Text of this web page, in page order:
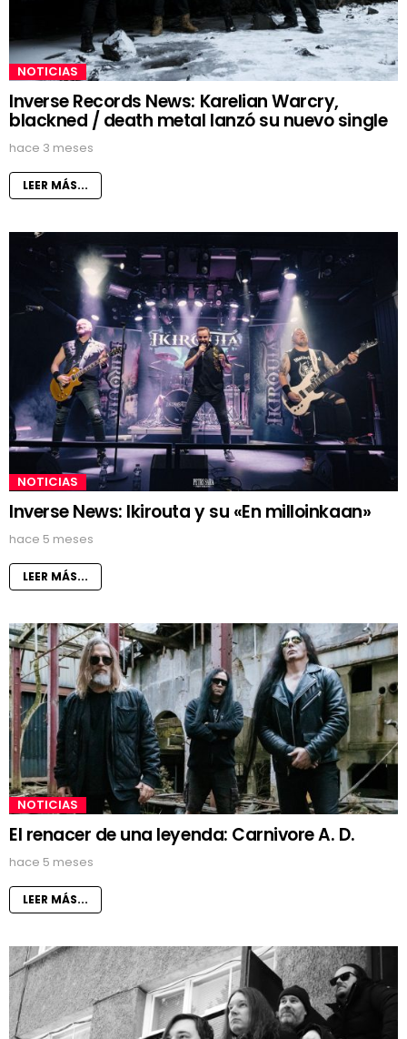
NOTICIAS
Inverse Records News: Karelian Warcry,
blackned / death metal lanzó su nuevo single
hace 3 meses
LEER MÁS...
NOTICIAS
Inverse News: Ikirouta y su «En milloinkaan»
hace 5 meses
LEER MÁS...
NOTICIAS
El renacer de una leyenda: Carnivore A. D.
hace 5 meses
LEER MÁS...